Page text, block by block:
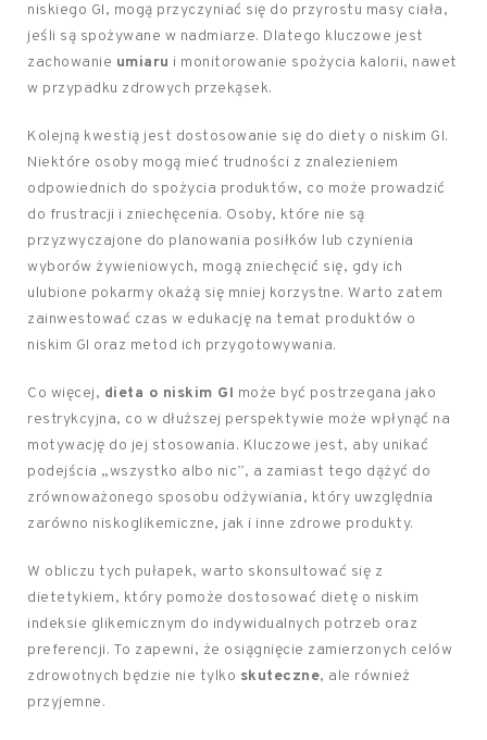
niskiego GI, mogą przyczyniać się do przyrostu masy ciała,
jeśli są spożywane w nadmiarze. Dlatego kluczowe jest
zachowanie umiaru i monitorowanie spożycia kalorii, nawet
w przypadku zdrowych przekąsek.
Kolejną kwestią jest dostosowanie się do diety o niskim GI.
Niektóre osoby mogą mieć trudności z znalezieniem
odpowiednich do spożycia produktów, co może prowadzić
do frustracji i zniechęcenia. Osoby, które nie są
przyzwyczajone do planowania posiłków lub czynienia
wyborów żywieniowych, mogą zniechęcić się, gdy ich
ulubione pokarmy okażą się mniej korzystne. Warto zatem
zainwestować czas w edukację na temat produktów o
niskim GI oraz metod ich przygotowywania.
Co więcej, dieta o niskim GI może być postrzegana jako
restrykcyjna, co w dłuższej perspektywie może wpłynąć na
motywację do jej stosowania. Kluczowe jest, aby unikać
podejścia „wszystko albo nic”, a zamiast tego dążyć do
zrównoważonego sposobu odżywiania, który uwzględnia
zarówno niskoglikemiczne, jak i inne zdrowe produkty.
W obliczu tych pułapek, warto skonsultować się z
dietetykiem, który pomoże dostosować dietę o niskim
indeksie glikemicznym do indywidualnych potrzeb oraz
preferencji. To zapewni, że osiągnięcie zamierzonych celów
zdrowotnych będzie nie tylko skuteczne, ale również
przyjemne.